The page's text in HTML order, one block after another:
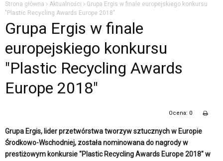
Strona główna Aktualności
Grupa Ergis w finale europejskiego konkursu
"Plastic Recycling Awards Europe 2018"
Grupa Ergis w finale
europejskiego konkursu
"Plastic Recycling Awards
Europe 2018"
Ocena: 0
Grupa Ergis, lider przetwórstwa tworzyw sztucznych w Europie
Środkowo-Wschodniej, została nominowana do nagrody w
prestiżowym konkursie "Plastic Recycling Awards Europe 2018" w